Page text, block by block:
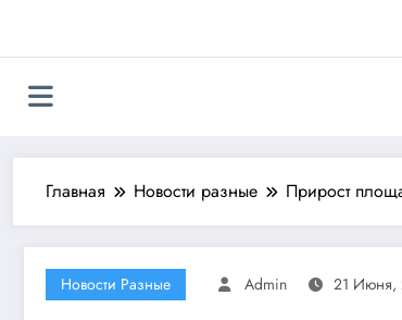
Главная Новости разные Прирост
Новости Разные Admin 21 Июня,